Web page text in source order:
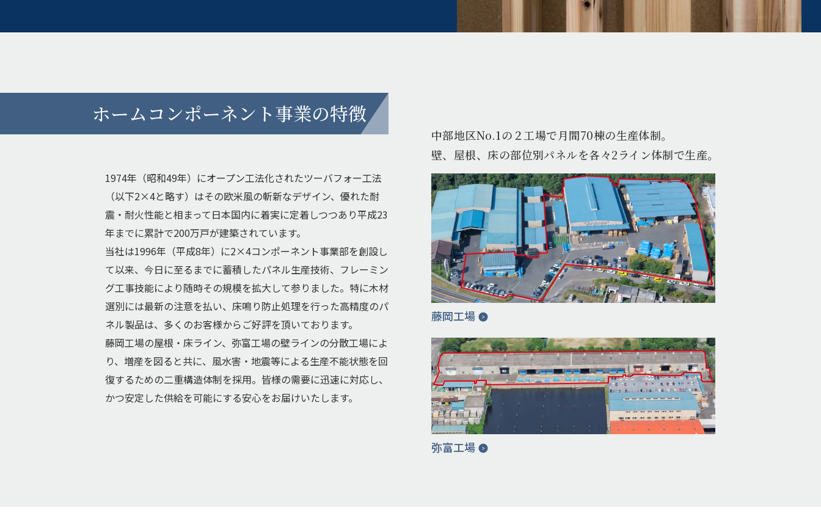
ホームコンポーネント事業の特徴
1974年（昭和49年）にオープン工法化されたツーバフォー工法
（以下2×4と略す）はその欧米風の斬新なデザイン、優れた耐
震・耐火性能と相まって日本国内に着実に定着しつつあり平成23
年までに累計で200万戸が建築されています。
当社は1996年（平成8年）に2×4コンポーネント事業部を創設し
て以来、今日に至るまでに蓄積したパネル生産技術、フレーミン
グ工事技能により随時その規模を拡大して参りました。特に木材
選別には最新の注意を払い、床鳴り防止処理を行った高精度のパ
ネル製品は、多くのお客様からご好評を頂いております。
藤岡工場の屋根・床ライン、弥富工場の壁ラインの分散工場によ
り、増産を図ると共に、風水害・地震等による生産不能状態を回
復するための二重構造体制を採用。皆様の需要に迅速に対応し、
かつ安定した供給を可能にする安心をお届けいたします。
中部地区No.1の２工場で月間70棟の生産体制。
壁、屋根、床の部位別パネルを各々2ライン体制で生産。
藤岡工場
弥富工場